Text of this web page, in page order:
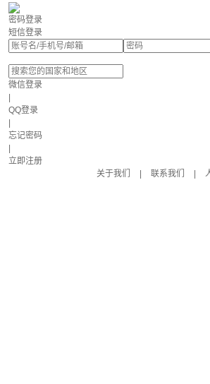
密码登录
短信登录
微信登录
QQ登录
忘记密码
立即注册
关于我们
联系我们